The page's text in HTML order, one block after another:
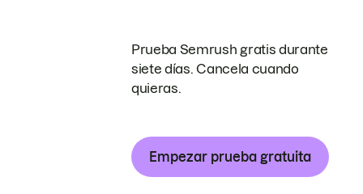
Prueba Semrush gratis durante
siete días. Cancela cuando
quieras.
Empezar prueba gratuita